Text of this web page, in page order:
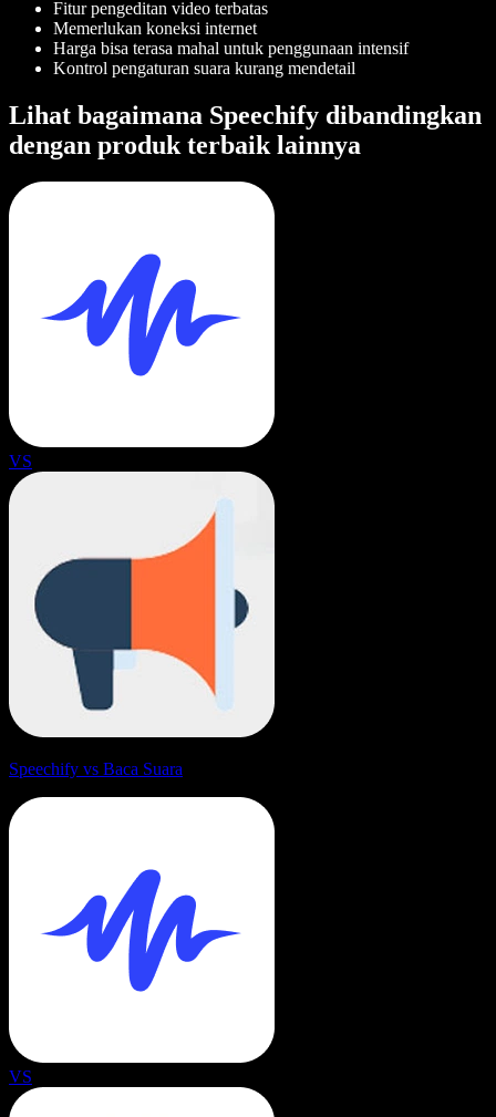
Fitur pengeditan video terbatas
Memerlukan koneksi internet
Harga bisa terasa mahal untuk penggunaan intensif
Kontrol pengaturan suara kurang mendetail
Lihat bagaimana Speechify dibandingkan
dengan produk terbaik lainnya
VS
Speechify vs Baca Suara
VS